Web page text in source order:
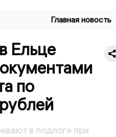
Главная новость
Ельце
по
в подлоге при